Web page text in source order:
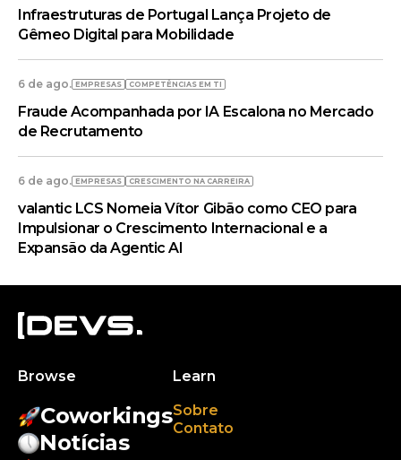
Infraestruturas de Portugal Lança Projeto de
Gêmeo Digital para Mobilidade
6 de ago. EMPRESAS COMPETÊNCIAS EM TI
Fraude Acompanhada por IA Escalona no Mercado
de Recrutamento
6 de ago. EMPRESAS CRESCIMENTO NA CARREIRA
valantic LCS Nomeia Vítor Gibão como CEO para
Impulsionar o Crescimento Internacional e a
Expansão da Agentic AI
Browse
Coworkings
Notícias
Learn
Sobre
Contato